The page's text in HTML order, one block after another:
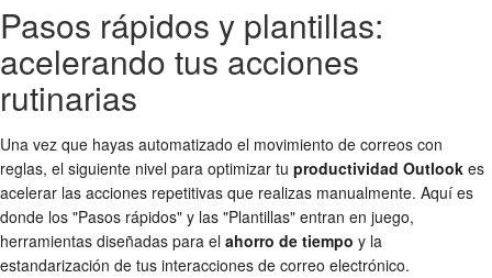
Pasos rápidos y plantillas:
acelerando tus acciones
rutinarias
Una vez que hayas automatizado el movimiento de correos con
reglas, el siguiente nivel para optimizar tu productividad Outlook es
acelerar las acciones repetitivas que realizas manualmente. Aquí es
donde los "Pasos rápidos" y las "Plantillas" entran en juego,
herramientas diseñadas para el ahorro de tiempo y la
estandarización de tus interacciones de correo electrónico.